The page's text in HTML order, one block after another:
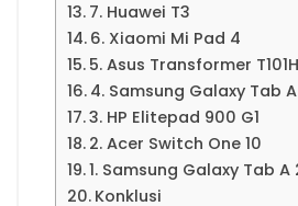
7. Huawei T3
6. Xiaomi Mi Pad 4
5. Asus Transformer
4. Samsung Galaxy Tab
3. HP Elitepad 900 G1
2. Acer Switch One 10
1. Samsung Galaxy Tab A
Konklusi